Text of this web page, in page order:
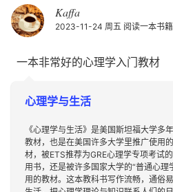
Kaffa
2023-11-24 周五 阅读一本书籍
一本非常好的心理学入门教材
心理学与生活
《心理学与生活》是美国斯坦福大学多
教材，也是在美国许多大学里推广使用
材，被ETS推荐为GRE心理学专项考试
用书，还是被许多国家大学的“普通心理
用的教材。这本教科书写作流畅，通俗